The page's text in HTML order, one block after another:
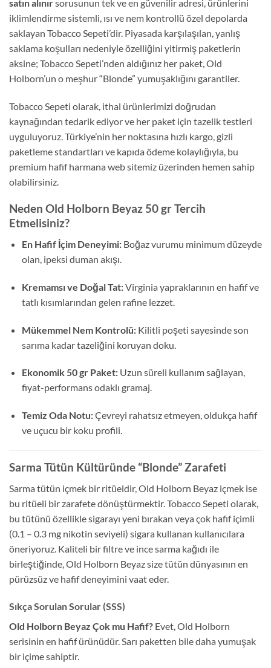
satın alınırsorusunun tek ve en güvenilir adresi, ürünlerini
iklimlendirme sistemli, ısı ve nem kontrollü özel depolarda
saklayan Tobacco Sepeti’dir. Piyasada karşılaşılan, yanlış
saklama koşulları nedeniyle özelliğini yitirmiş paketlerin
aksine; Tobacco Sepeti’nden aldığınız her paket, Old
Holborn’un o meşhur “Blonde” yumuşaklığını garantiler.
Tobacco Sepeti olarak, ithal ürünlerimizi doğrudan
kaynağından tedarik ediyor ve her paket için tazelik testleri
uyguluyoruz. Türkiye’nin her noktasına hızlı kargo, gizli
paketleme standartları ve kapıda ödeme kolaylığıyla, bu
premium hafif harmana web sitemiz üzerinden hemen sahip
olabilirsiniz.
Neden Old Holborn Beyaz 50 gr Tercih
Etmelisiniz?
En Hafif İçim Deneyimi:Boğaz vurumu minimum düzeyde
olan, ipeksi duman akışı.
Kremamsı ve Doğal Tat:Virginia yapraklarının en hafif ve
tatlı kısımlarından gelen rafine lezzet.
Mükemmel Nem Kontrolü:Kilitli poşeti sayesinde son
sarıma kadar tazeliğini koruyan doku.
Ekonomik 50 gr Paket:Uzun süreli kullanım sağlayan,
fiyat-performans odaklı gramaj.
Temiz Oda Notu:Çevreyi rahatsız etmeyen, oldukça hafif
ve uçucu bir koku profili.
Sarma Tütün Kültüründe “Blonde” Zarafeti
Sarma tütün içmek bir ritüeldir, Old Holborn Beyaz içmek ise
bu ritüeli bir zarafete dönüştürmektir. Tobacco Sepeti olarak,
bu tütünü özellikle sigarayı yeni bırakan veya çok hafif içimli
(0.1 – 0.3 mg nikotin seviyeli) sigara kullanan kullanıcılara
öneriyoruz. Kaliteli bir filtre ve ince sarma kağıdı ile
birleştiğinde, Old Holborn Beyaz size tütün dünyasının en
pürüzsüz ve hafif deneyimini vaat eder.
Sıkça Sorulan Sorular (SSS)
Old Holborn Beyaz Çok mu Hafif? Evet, Old Holborn
serisinin en hafif ürünüdür. Sarı paketten bile daha yumuşak
bir içime sahiptir.